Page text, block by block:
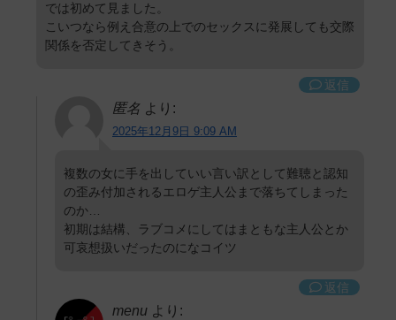
では初めて見ました。
こいつなら例え合意の上でのセックスに発展しても交際
関係を否定してきそう。
返信
匿名 より:
2025年12月9日 9:09 AM
複数の女に手を出していい言い訳として難聴と認知
の歪み付加されるエロゲ主人公まで落ちてしまった
のか…
初期は結構、ラブコメにしてはまともな主人公とか
可哀想扱いだったのになコイツ
返信
menu より: